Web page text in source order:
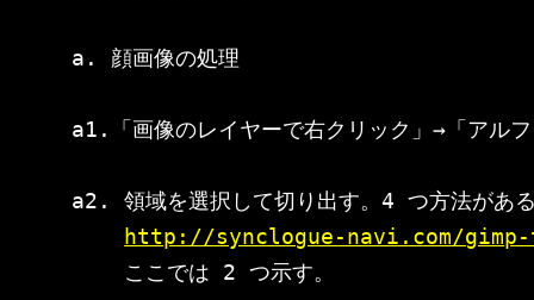
a. 顔画像の処理
a1.「画像のレイヤーで右クリック」→「アル
a2. 領域を選択して切り出す。4 つ方法があ
http://synclogue-navi.com/gimp-
    ここでは 2 つ示す。